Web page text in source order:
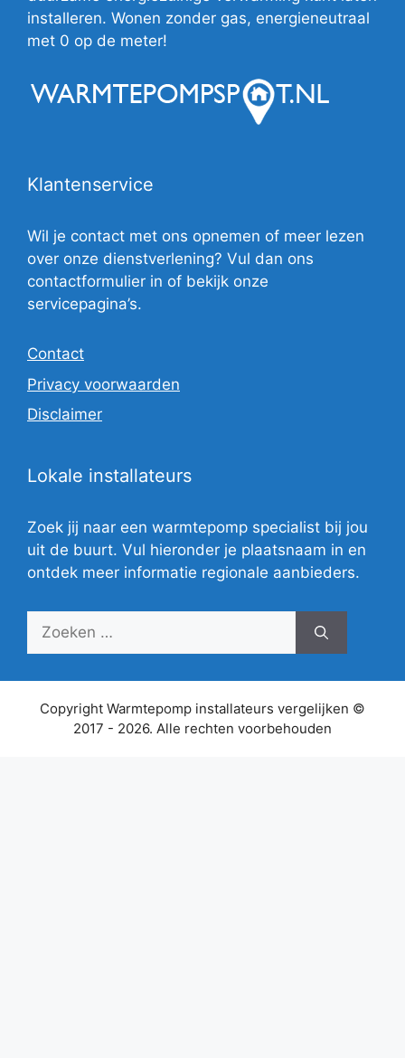
installeren. Wonen zonder gas, energieneutraal
met 0 op de meter!
Klantenservice
Wil je contact met ons opnemen of meer lezen
over onze dienstverlening? Vul dan ons
contactformulier in of bekijk onze
servicepagina’s.
Contact
Privacy voorwaarden
Disclaimer
Lokale installateurs
Zoek jij naar een warmtepomp specialist bij jou
uit de buurt. Vul hieronder je plaatsnaam in en
ontdek meer informatie regionale aanbieders.
Zoek
Copyright Warmtepomp installateurs vergelijken ©
2017 - 2026. Alle rechten voorbehouden